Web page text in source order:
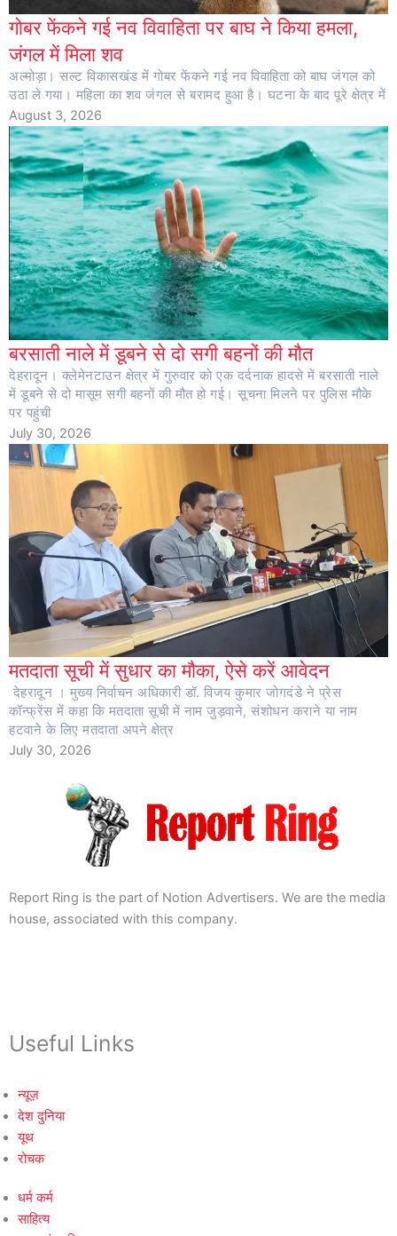
गोबर फेंकने गई नव विवाहिता पर बाघ ने किया हमला,
जंगल में मिला शव
अल्मोड़ा। सल्ट विकासखंड में गोबर फेंकने गई नव विवाहिता को बाघ जंगल को
उठा ले गया। महिला का शव जंगल से बरामद हुआ है। घटना के बाद पूरे क्षेत्र में
August 3, 2026
बरसाती नाले में डूबने से दो सगी बहनों की मौत
देहरादून। क्लेमेनटाउन क्षेत्र में गुरुवार को एक दर्दनाक हादसे में बरसाती नाले
में डूबने से दो मासूम सगी बहनों की मौत हो गई। सूचना मिलने पर पुलिस मौके
पर पहुंची
July 30, 2026
मतदाता सूची में सुधार का मौका, ऐसे करें आवेदन
देहरादून । मुख्य निर्वाचन अधिकारी डॉ. विजय कुमार जोगदंडे ने प्रेस
कॉन्फ्रेंस में कहा कि मतदाता सूची में नाम जुड़वाने, संशोधन कराने या नाम
हटवाने के लिए मतदाता अपने क्षेत्र
July 30, 2026
Report Ring is the part of Notion Advertisers. We are the media
house, associated with this company.
Useful Links
न्यूज़
देश दुनिया
यूथ
रोचक
धर्म कर्म
साहित्य